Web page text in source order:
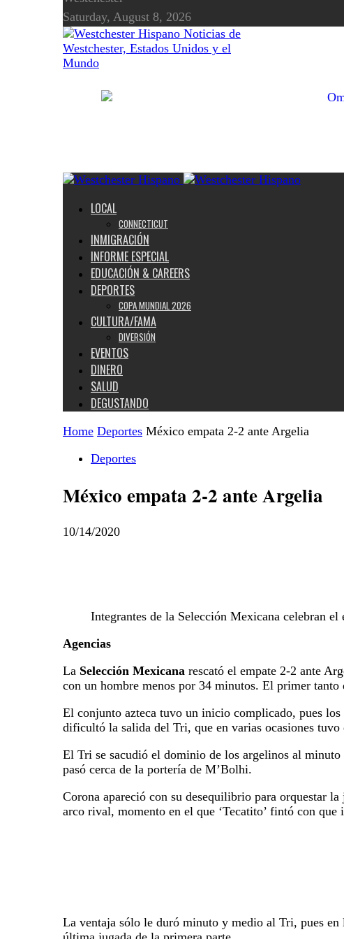
Saturday, August 8, 2026
Noticias de
Westchester, Estados Unidos y el
Mundo
LOCAL
CONNECTICUT
INMIGRACIÓN
INFORME ESPECIAL
EDUCACIÓN & CAREERS
DEPORTES
COPA MUNDIAL 2026
CULTURA/FAMA
DIVERSIÓN
EVENTOS
DINERO
SALUD
DEGUSTANDO
Home Deportes México empata 2-2 ante Argelia
Deportes
México empata 2-2 ante Argelia
10/14/2020
Integrantes de la Selección Mexicana celebran el
Agencias
La Selección Mexicana rescató el empate 2-2 ante
con un hombre menos por 34 minutos. El primer
El conjunto azteca tuvo un inicio complicado, pues
dificultó la salida del Tri, que en varias ocasiones
El Tri se sacudió el dominio de los argelinos al
pasó cerca de la portería de M’Bolhi.
Corona apareció con su desequilibrio para orquestar
arco rival, momento en el que ‘Tecatito’ fintó con
La ventaja sólo le duró minuto y medio al Tri, pues